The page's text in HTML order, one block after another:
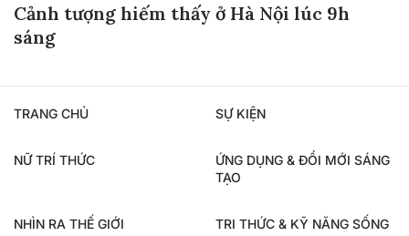
Cảnh tượng hiếm thấy ở Hà Nội lúc 9h
sáng
TRANG CHỦ SỰ KIỆN
NỮ TRÍ THỨC
ỨNG DỤNG & ĐỔI MỚI SÁNG
TẠO
NHÌN RA THẾ GIỚI TRI THỨC & KỸ NĂNG SỐNG